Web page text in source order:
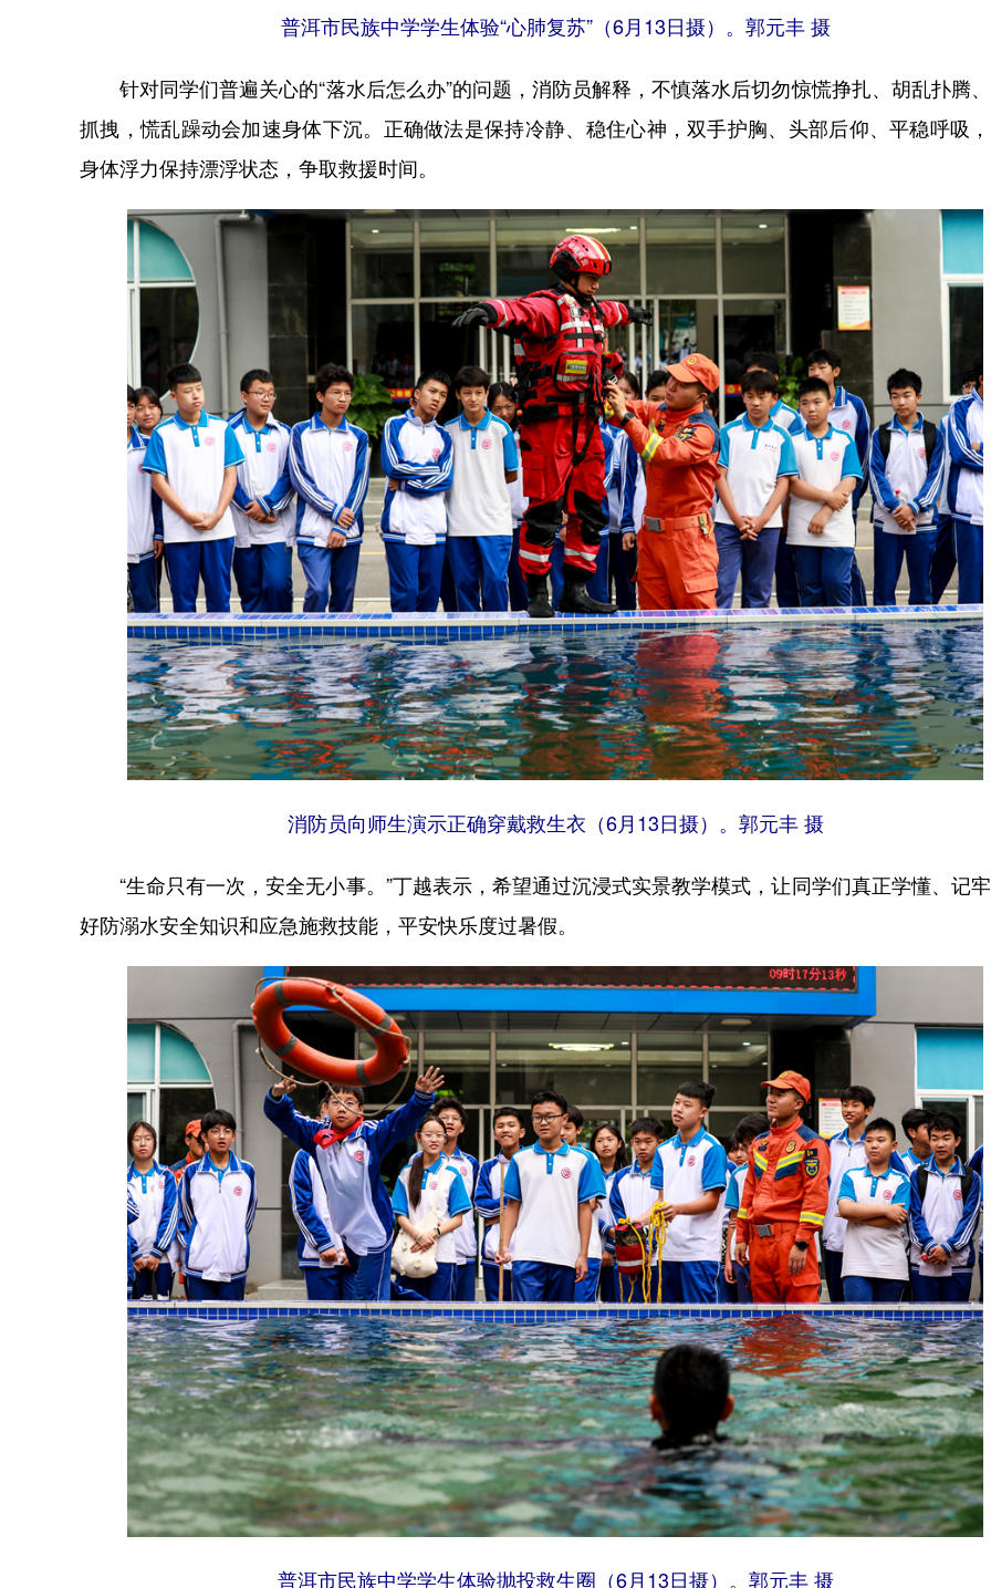
普洱市民族中学学生体验“心肺复苏”（6月13日摄）。郭元丰 摄
针对同学们普遍关心的“落水后怎么办”的问题，消防员解释，不慎落水后切勿惊慌挣扎、胡乱扑腾
抓拽，慌乱躁动会加速身体下沉。正确做法是保持冷静、稳住心神，双手护胸、头部后仰、平稳呼吸
身体浮力保持漂浮状态，争取救援时间。
消防员向师生演示正确穿戴救生衣（6月13日摄）。郭元丰 摄
“生命只有一次，安全无小事。”丁越表示，希望通过沉浸式实景教学模式，让同学们真正学懂、记
好防溺水安全知识和应急施救技能，平安快乐度过暑假。
普洱市民族中学学生体验抛投救生圈（6月13日摄）。郭元丰 摄